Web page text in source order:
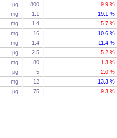
µg 800 9.9 %
mg 1.1 19.1 %
mg 1.4 5.7 %
mg 16 10.6 %
mg 1.4 11.4 %
µg 2.5 5.2 %
mg 80 1.3 %
µg 5 2.0 %
mg 12 13.3 %
µg 75 9.3 %